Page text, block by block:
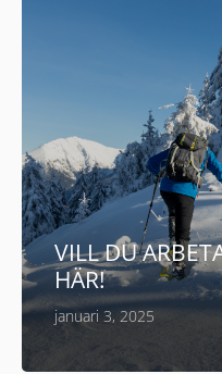
VILL DU
HÄR!
januari 3, 2025